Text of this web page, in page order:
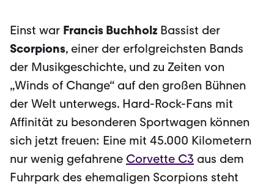
Einst war Francis Buchholz Bassist der
Scorpions, einer der erfolgreichsten Bands
der Musikgeschichte, und zu Zeiten von
„Winds of Change“ auf den großen Bühnen
der Welt unterwegs. Hard-Rock-Fans mit
Affinität zu besonderen Sportwagen kön­nen
sich jetzt freuen: Eine mit 45.000 Kilometern
nur wenig gefahrene Corvette C3 aus dem
Fuhrpark des ehemaligen Scorpions steht